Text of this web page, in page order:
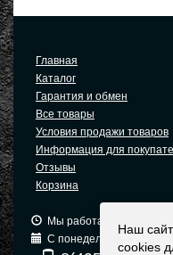
Главная
Каталог
Гарантия и обмен
Все товары
Условия продажи товаров
Информация для
Отзывы
Корзина
Мы работаем: 9:00 —
С понедельника по
Наш
cookies